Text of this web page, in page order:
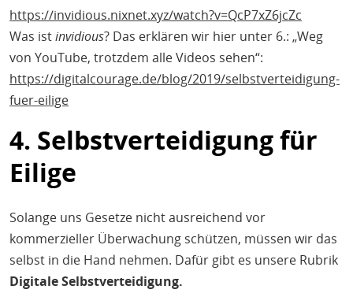
https://invidious.nixnet.xyz/watch?v=QcP7xZ6jcZc
Was istinvidious? Das erklären wir hier unter 6.: „Weg
von YouTube, trotzdem alle Videos sehen“:
https://digitalcourage.de/blog/2019/selbstverteidigung-
fuer-eilige
4. Selbstverteidigung für
Eilige
Solange uns Gesetze nicht ausreichend vor
kommerzieller Überwachung schützen, müssen wir das
selbst in die Hand nehmen. Dafür gibt es unsere Rubrik
Digitale Selbstverteidigung.